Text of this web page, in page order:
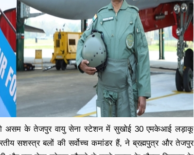
को असम के तेजपुर वायु सेना स्टेशन में सुखोई 30 एमकेआई लड़ाकू
सशस्त्र बलों की सर्वोच्च कमांडर हैं, ने ब्रह्मपुत्र और तेजपुर